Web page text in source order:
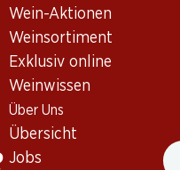
Wein-Aktionen
Weinsortiment
Exklusiv online
Weinwissen
Über Uns
Übersicht
Jobs
,Bordeaux, 2013
der Nase Aromen von
Tanninen und langem
12 – 18 Monate in 50%
erreicht in 1 – 3 Jahren